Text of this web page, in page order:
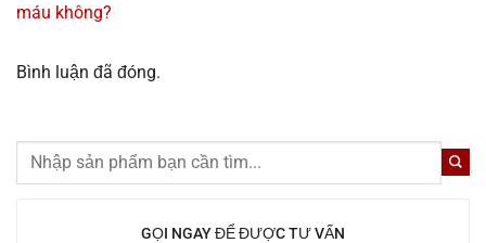
GỌI NGAY ĐỂ ĐƯỢC TƯ VẤN
máu không?
Bình luận đã đóng.